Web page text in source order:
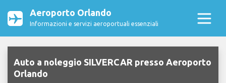
Aeroporto Orlando
Informazioni e servizi aeroportuali essenziali
Auto a noleggio SILVERCAR presso Aeroporto
Orlando